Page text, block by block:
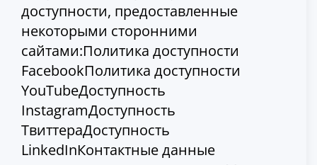
доступности, предоставленные
некоторыми сторонними
сайтами:Политика доступности
FacebookПолитика доступности
YouTubeДоступность
InstagramДоступность
ТвиттераДоступность
LinkedInКонтактные данные